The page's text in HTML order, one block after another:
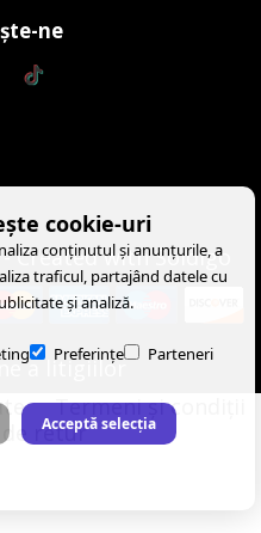
ne
- Created withSoldigo
Termeni şi condiţii
retur
cookie-uri
conținutul și anunțurile, a
traficul, partajând datele cu
și analiză.
Preferințe Parteneri
Acceptă selecția